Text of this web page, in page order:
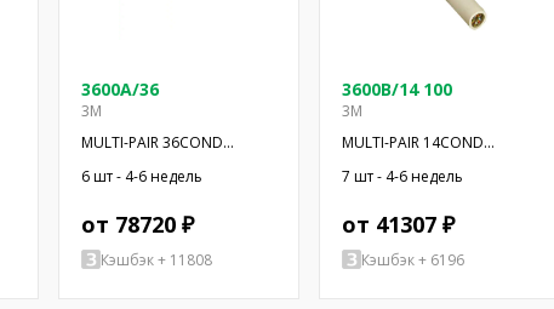
3600A/36
3M
MULTI-PAIR 36COND
28AWG BLK 100'
6 шт - 4-6 недель
от 78720 ₽
Кэшбэк + 11808
3600B/14 100
3M
MULTI-PAIR 14COND
28AWG 100'
7 шт - 4-6 недель
от 41307 ₽
Кэшбэк + 6196